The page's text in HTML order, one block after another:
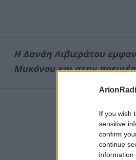
If you wish
sensitive
confirm
continue
information
Η Δανάη Λιβιεράτου
Μυκόνου και στην